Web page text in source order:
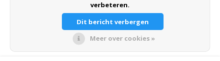
© Copyright 2026 Sneeuwwinkel.nl - Powered byLightspeed
verbeteren.
Dit bericht verbergen
Meer over cookies »